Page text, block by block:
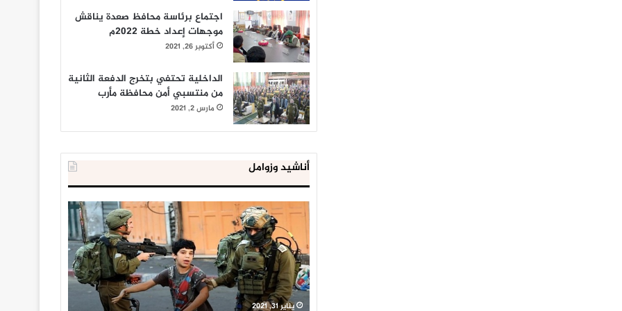
اجتماع برئاسة محافظ صعدة يناقش
موجهات إعداد خطة 2022م
أكتوبر 26, 2021
الداخلية تحتفي بتخرج الدفعة الثانية
من منتسبي أمن محافظة مأرب
مارس 2, 2021
أناشيد وزوامل
العدو
الإسرائيلي
اعتقل
543
طفلا
فلسطينيا
خلال
يناير 31, 2021
الداخلية
المصرية
تعلن
إحباط
‘مخطط
كبير’